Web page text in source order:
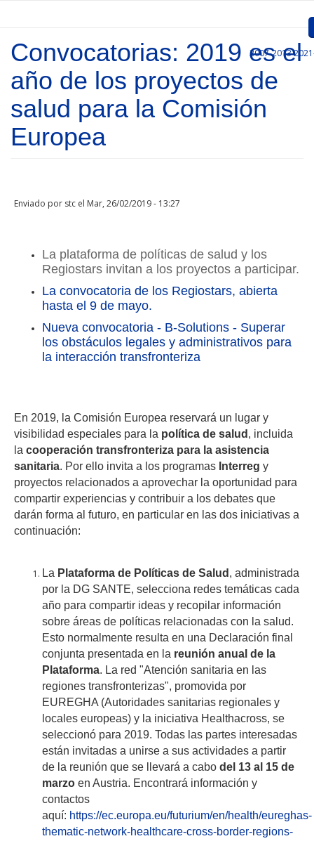
Inicio
Presentación
Convocatorias
Documentos
Enlaces
2007-2013
Convocatorias: 2019 es el
año de los proyectos de
salud para la Comisión
Europea
Enviado por stc el Mar, 26/02/2019 - 13:27
La plataforma de políticas de salud y los
Regiostars invitan a los proyectos a participar.
La convocatoria de los Regiostars, abierta
hasta el 9 de mayo.
Nueva convocatoria - B-Solutions - Superar
los obstáculos legales y administrativos para
la interacción transfronteriza
En 2019, la Comisión Europea reservará un lugar y
visibilidad especiales para la política de salud , incluida
la cooperación transfronteriza para la asistencia
sanitaria. Por ello invita a los programas Interreg y
proyectos relacionados a aprovechar la oportunidad para
compartir experiencias y contribuir a los debates que
darán forma al futuro, en particular en las dos iniciativas a
continuación:
La Plataforma de Políticas de Salud , administrada
por la DG SANTE, selecciona redes temáticas cada
año para compartir ideas y recopilar información
sobre áreas de políticas relacionadas con la salud.
Esto normalmente resulta en una Declaración final
conjunta presentada en la reunión anual de la
Plataforma. La red "Atención sanitaria en las
regiones transfronterizas", promovida por
EUREGHA (Autoridades sanitarias regionales y
locales europeas) y la iniciativa Healthacross, se
seleccionó para 2019. Todas las partes interesadas
están invitadas a unirse a sus actividades a partir
de la reunión que se llevará a cabo del 13 al 15 de
marzo en Austria. Encontrará información y
contactos
aquí: https://ec.europa.eu/futurium/en/health/eureghas-
thematic-network-healthcare-cross-border-regions-